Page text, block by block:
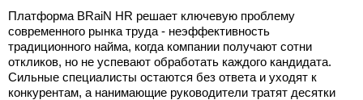
Платформа BRaiN HR решает ключевую проблему
современного рынка труда - неэффективность
традиционного найма, когда компании получают сотни
откликов, но не успевают обработать каждого кандидата.
Сильные специалисты остаются без ответа и уходят к
конкурентам, а нанимающие руководители тратят десятки